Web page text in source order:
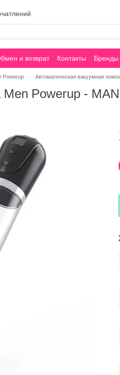
и возврат Контакты Бренды
Powerup Автоматическая вакуумная
Powerup -